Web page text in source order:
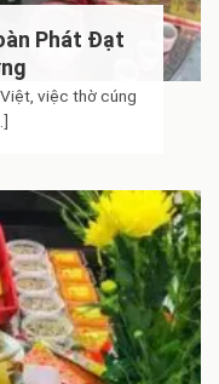
Phát Đạt
việc thờ cúng